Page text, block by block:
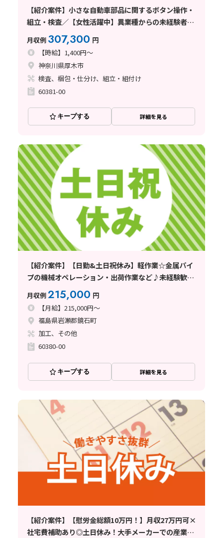
【紹介案件】小さな自動車部品に関するボタン操作・
組立・検査／【女性活躍中】異業種からの未経験者も
多いです！！ 寮費無料です◎
月収例 307,300 円
【時給】1,400円～
神奈川県厚木市
検査、梱包・仕分け、組立・組付け
60381-00
キープする 詳細を見る
【紹介案件】【日勤&土日祝休み】軽作業☆金属パイ
プの機械オペレーション・出荷作業など♪未経験歓迎
月収例215,000 円
【月給】215,000円～
福島県岩瀬郡鏡石町
加工、その他
60380-00
キープする 詳細を見る
【紹介案件】【慰労金総額10万円！】月収27万円可×
社宅費補助あり◎土日休み！大手メーカーでの産業用